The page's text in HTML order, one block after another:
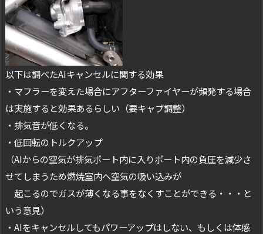
以下は調べたAIキャンセルに関する効果
・マフラーを変えた場合にアフターファイヤーが頻発する場合
は実施すると効果あるらしい（要キャブ調整）
・排気音が低くなる。
・低回転のトルクアップ
（AIからの空気が排気ポート内に入りポート内の負圧を減少さ
せてしまうため燃焼室内へ空気の吸い込みが
起こるのでガスが薄くなる事をなくすことができる・・・と
いう意見）
・AIをキャンセルしてもパワーアップはしない、もしくは体感